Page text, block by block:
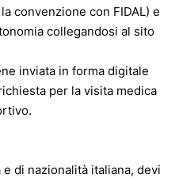
convenzione con FIDAL) e
collegandosi al sito
inviata in forma digitale
per la visita medica
di nazionalità italiana, devi